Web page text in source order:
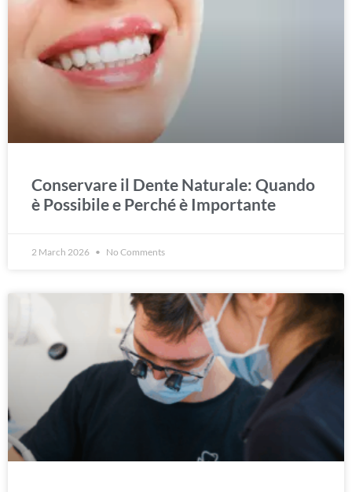
Conservare il Dente Naturale: Quando
è Possibile e Perché è Importante
2 March 2026 No Comments